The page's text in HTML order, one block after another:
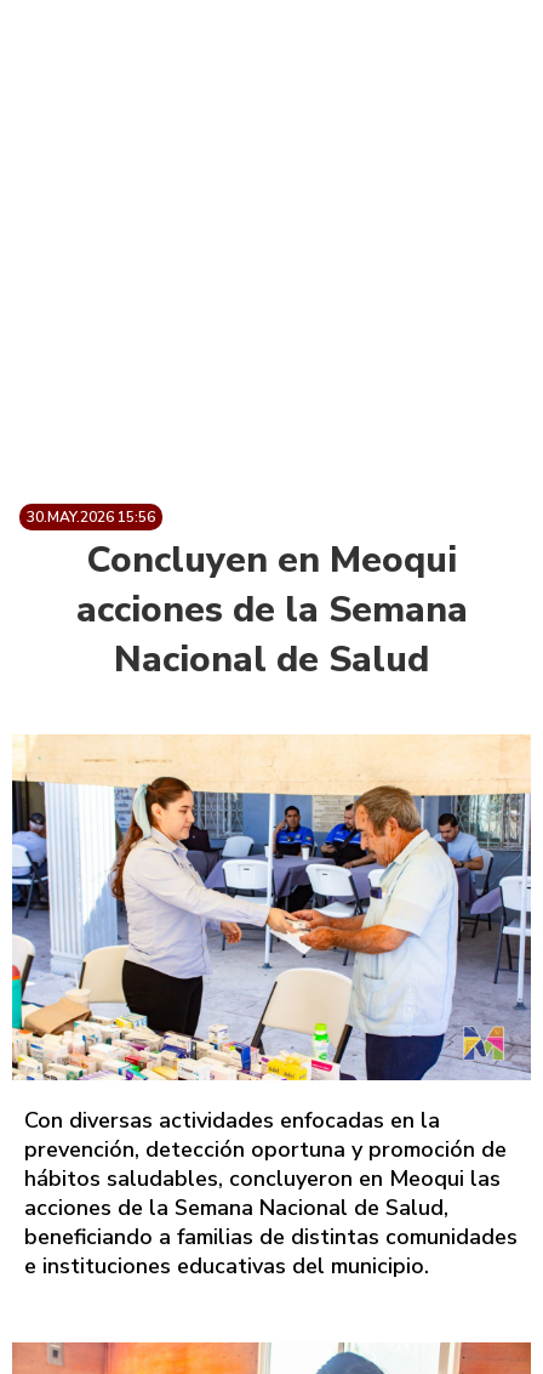
30.MAY.2026 15:56
Concluyen en Meoqui
acciones de la Semana
Nacional de Salud
Con diversas actividades enfocadas en la
prevención, detección oportuna y promoción de
hábitos saludables, concluyeron en Meoqui las
acciones de la Semana Nacional de Salud,
beneficiando a familias de distintas comunidades
e instituciones educativas del municipio.